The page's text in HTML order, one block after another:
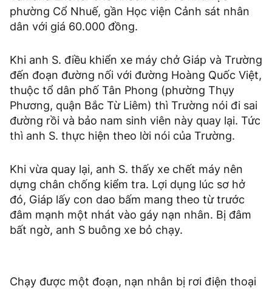
phường Cổ Nhuế, gần Học viện Cảnh sát nhân
dân với giá 60.000 đồng.
Khi anh S. điều khiển xe máy chở Giáp và Trường
đến đoạn đường nối với đường Hoàng Quốc Việt,
thuộc tổ dân phố Tân Phong (phường Thụy
Phương, quận Bắc Từ Liêm) thì Trường nói đi sai
đường rồi và bảo nam sinh viên này quay lại. Tức
thì anh S. thực hiện theo lời nói của Trường.
Khi vừa quay lại, anh S. thấy xe chết máy nên
dựng chân chống kiểm tra. Lợi dụng lúc sơ hở
đó, Giáp lấy con dao bấm mang theo từ trước
đâm mạnh một nhát vào gáy nạn nhân. Bị đâm
bất ngờ, anh S buông xe bỏ chạy.
Chạy được một đoạn, nạn nhân bị rơi điện thoại